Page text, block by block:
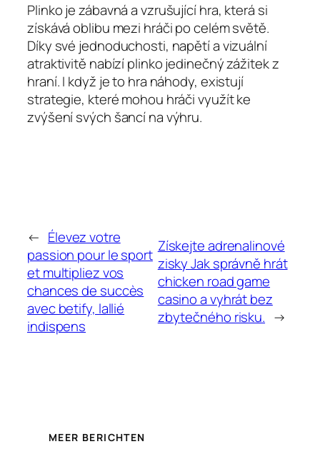
Plinko je zábavná a vzrušující hra, která si
získává oblibu mezi hráči po celém světě.
Díky své jednoduchosti, napětí a vizuální
atraktivitě nabízí plinko jedinečný zážitek z
hraní. I když je to hra náhody, existují
strategie, které mohou hráči využít ke
zvýšení svých šancí na výhru.
← Élevez votre
passion pour le sport
et multipliez vos
chances de succès
avec betify, lallié
indispens
Získejte adrenalinové
zisky Jak správně hrát
chicken road game
casino a vyhrát bez
zbytečného risku. →
MEER BERICHTEN